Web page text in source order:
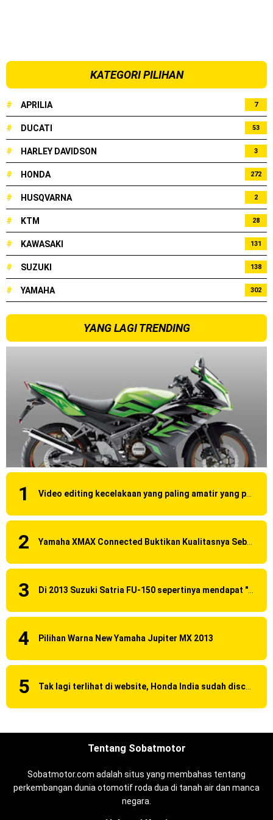
KATEGORI PILIHAN
# APRILIA 7
# DUCATI 53
# HARLEY DAVIDSON 3
# HONDA 272
# HUSQVARNA 2
# KTM 28
# KAWASAKI 131
# SUZUKI 138
# YAMAHA 302
YANG LAGI TRENDING
Pilihan Warna New Yamaha Jupiter MX 2013
Tentang Sobatmotor
Sobatmotor.com adalah situs yang membahas tentang
perkembangan dunia otomotif roda dua di tanah air dan manca
negara.